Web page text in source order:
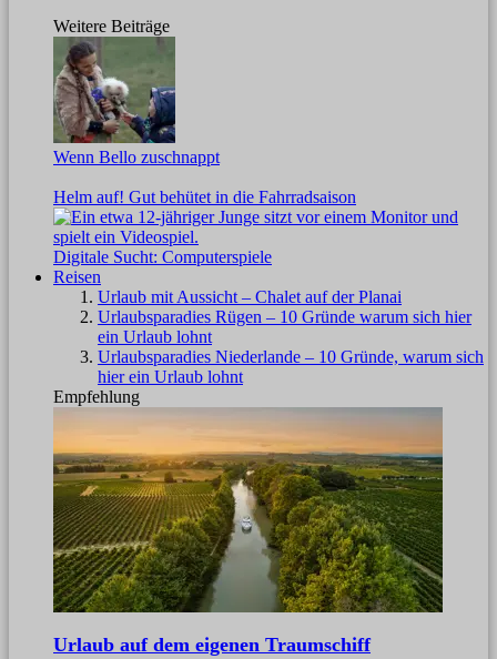
Weitere Beiträge
Wenn Bello zuschnappt
Helm auf! Gut behütet in die Fahrradsaison
Digitale Sucht: Computerspiele
Reisen
Urlaub mit Aussicht – Chalet auf der Planai
Urlaubsparadies Rügen – 10 Gründe warum sich hier
ein Urlaub lohnt
Urlaubsparadies Niederlande – 10 Gründe, warum sich
hier ein Urlaub lohnt
Empfehlung
Urlaub auf dem eigenen Traumschiff